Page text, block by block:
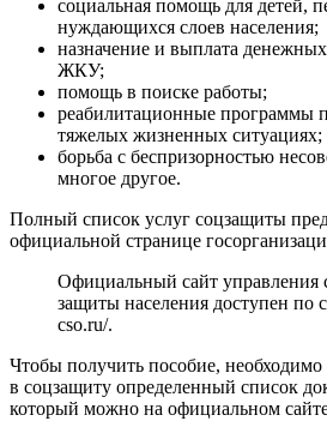
социальная помощь для детей,
нуждающихся слоев населения;
назначение и выплата
ЖКУ;
помощь в поиске работы;
реабилитационные программы
тяжелых жизненных ситуациях;
борьба с беспризорностью
многое другое.
Полный список услуг соцзащиты
официальной странице
Официальный сайт управления
защиты населения доступен по
cso.ru/.
Чтобы получить пособие, необходимо
в соцзащиту определенный список
который можно на официальном